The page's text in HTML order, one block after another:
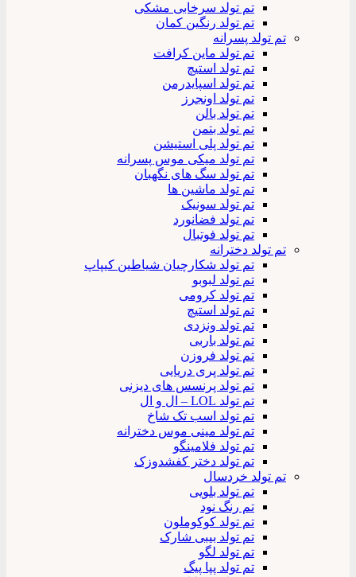
تم تولد سرخابی مشکی
تم تولد رنگین کمان
تم تولد پسرانه
تم تولد ماین کرافت
تم تولد استیچ
تم تولد اسپایدرمن
تم تولد اونجرز
تم تولد بالن
تم تولد بتمن
تم تولد پلی استیشن
تم تولد میکی موس پسرانه
تم تولد سگ های نگهبان
تم تولد ماشین ها
تم تولد سونیک
تم تولد فضانورد
تم تولد فوتبال
تم تولد دخترانه
تم تولد شکارچیان شیاطین کیپاپ
تم تولد لبوبو
تم تولد کرومی
تم تولد استیچ
تم تولد ونزدی
تم تولد باربی
تم تولد فروزن
تم تولد پری دریایی
تم تولد پرنسس های دیزنی
تم تولد LOL – ال و ال
تم تولد اسب تک شاخ
تم تولد مینی موس دخترانه
تم تولد فلامینگو
تم تولد دختر کفشدوزک
تم تولد خردسال
تم تولد بلویی
تم رنگ نود
تم تولد کوکوملون
تم تولد بیبی شارک
تم تولد لگو
تم تولد پپا پیگ